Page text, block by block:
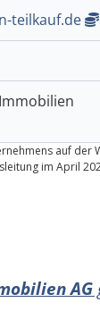
auf der
im April
teilkauf.de
AG